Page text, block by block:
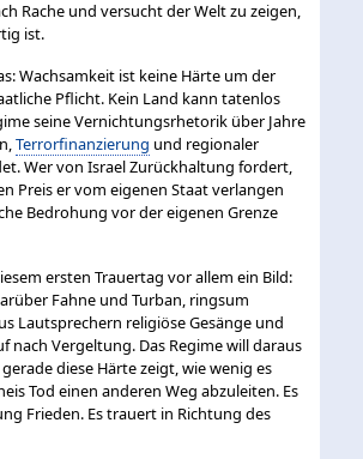
Rache und versucht der Welt zu zeigen,
ist.
Wachsamkeit ist keine Härte um der
Pflicht. Kein Land kann tatenlos
seine Vernichtungsrhetorik über Jahre
Terrorfinanzierung und regionaler
Wer von Israel Zurückhaltung fordert,
Preis er vom eigenen Staat verlangen
Bedrohung vor der eigenen Grenze
ersten Trauertag vor allem ein Bild:
Fahne und Turban, ringsum
Lautsprechern religiöse Gesänge und
nach Vergeltung. Das Regime will daraus
diese Härte zeigt, wie wenig es
Tod einen anderen Weg abzuleiten. Es
Frieden. Es trauert in Richtung des